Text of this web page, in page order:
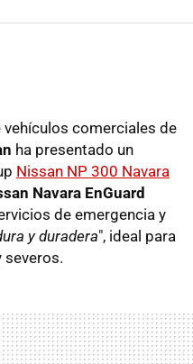
vehículos comerciales de
ha presentado un
Nissan NP 300 Navara
Navara EnGuard
de emergencia y
y duradera", ideal para
severos.